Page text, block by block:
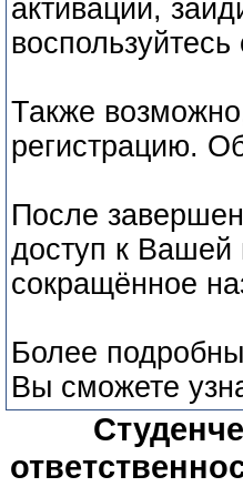
активации,
Также
регистрацию.
После
доступ к
сокращённое
Более
Вы сможете